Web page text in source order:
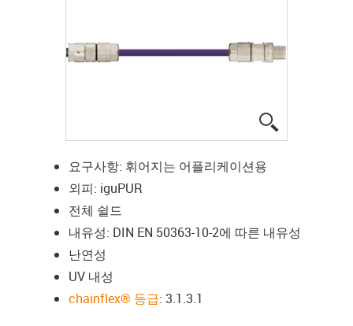
요구사항: 휘어지는 어플리케이션용
외피: iguPUR
전체 쉴드
내유성: DIN EN 50363-10-2에 따른 내유성
난연성
UV 내성
chainflex® 등급: 3.1.3.1